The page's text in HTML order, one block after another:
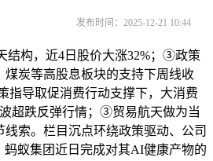
发布时间：2025-12-21 10:44
构，近4日股价大涨32%；③政策
炭等高股息板块的支持下周线收
指导取促消费行动支撑下，大消费
超跌反弹行情；③贸易航天做为当
索。栏目沉点环绕政策驱动、公司
蚁集团近日完成对其AI健康产物的